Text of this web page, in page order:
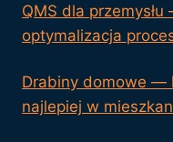
QMS dla przemysłu
optymalizacja
Drabiny domowe —
najlepiej w